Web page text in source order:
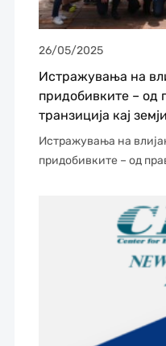
26/05/2025
Истражувања на
придобивките – од
транзиција кај
Истражувања на
придобивките – од